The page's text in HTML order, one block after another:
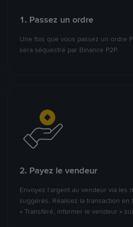
1. Passez un ordre
Une fois que vous passez un ordre
sera séquestré par Binance P2P.
2. Payez le vendeur
Envoyez l’argent au vendeur via les
suggérés. Réalisez la transaction en
« Transféré, informer le vendeur »